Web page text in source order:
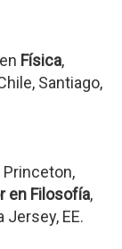
Física,
Santiago,
en Filosofía,
EE.